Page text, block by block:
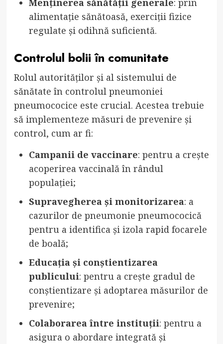
Menținerea sănătății generale: prin
alimentație sănătoasă, exerciții fizice
regulate și odihnă suficientă.
Controlul bolii în comunitate
Rolul autorităților și al sistemului de
sănătate în controlul pneumoniei
pneumococice este crucial. Acestea trebuie
să implementeze măsuri de prevenire și
control, cum ar fi:
Campanii de vaccinare: pentru a crește
acoperirea vaccinală în rândul
populației;
Supravegherea și monitorizarea: a
cazurilor de pneumonie pneumococică
pentru a identifica și izola rapid focarele
de boală;
Educația și conștientizarea
publicului: pentru a crește gradul de
conștientizare și adoptarea măsurilor de
prevenire;
Colaborarea între instituții: pentru a
asigura o abordare integrată și